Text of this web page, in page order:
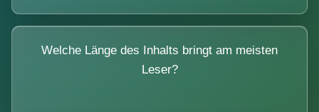
Welche Länge des Inhalts bringt am meisten
Leser?